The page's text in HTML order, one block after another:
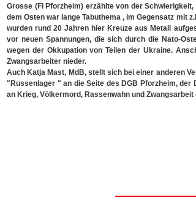
Grosse (Fi Pforzheim) erzählte von der
dem Osten war lange Tabuthema , im Gegensatz mit
wurden rund 20 Jahren hier Kreuze aus Metall
vor neuen Spannungen, die sich durch die Nato-
wegen der Okkupation von Teilen der Ukraine.
Zwangsarbeiter nieder.
Auch Katja Mast, MdB, stellt sich bei einer anderen
"Russenlager " an die Seite des DGB Pforzheim,
an Krieg, Völkermord, Rassenwahn und Zwangsarbeit